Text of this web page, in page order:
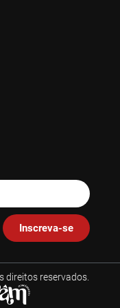
Inscreva-se
direitos reservados.